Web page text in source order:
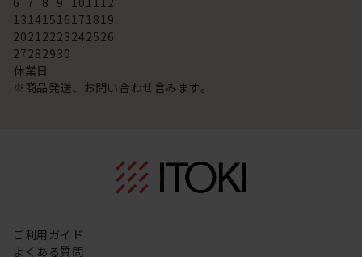
13141516171819
20212223242526
27282930
休業日
※商品発送、お問い合わせ含みます。
ご利用ガイド
よくある質問